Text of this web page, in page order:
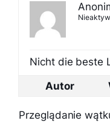
Nicht die beste
Autor
Przeglądanie